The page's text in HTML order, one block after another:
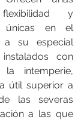
y
únicas en el
a su especial
con
intemperie,
útil superior a
las severas
a las que